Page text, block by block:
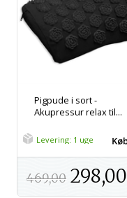
Pigpude i sort -
Akupressur relax til...
Levering: 1 uge
469,00 298,00